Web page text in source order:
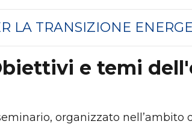
LA TRANSIZIONE
e temi
organizzato nell’ambito